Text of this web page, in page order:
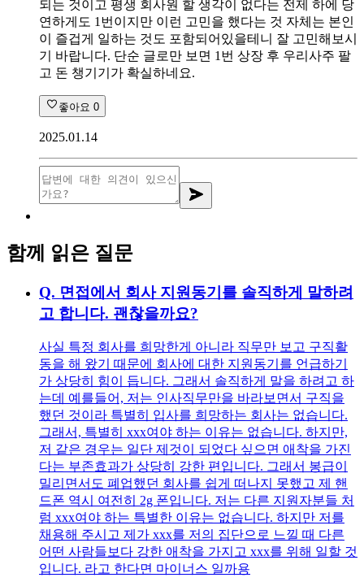
되는 것이고 평생 회사원 할 생각이 없다는 전제 하에 당
연하게도 1번이지만 이런 고민을 했다는 것 자체는 본인
이 즐겁게 일하는 것도 포함되어있을테니 잘 고민해보시
기 바랍니다. 단순 글로만 보면 1번 상장 후 우리사주 팔
고 돈 챙기기가 확실하네요.
좋아요 0
2025.01.14
함께 읽은 질문
Q. 면접에서 회사 지원동기를 솔직하게 말하려
고 합니다. 괜찮을까요?
사실 특정 회사를 희망한게 아니라 직무만 보고 구직활
동을 해 왔기 때문에 회사에 대한 지원동기를 언급하기
가 상당히 힘이 듭니다. 그래서 솔직하게 말을 하려고 하
는데 예를들어, 저는 인사직무만을 바라보면서 구직을
했던 것이라 특별히 입사를 희망하는 회사는 없습니다.
그래서, 특별히 xxx여야 하는 이유는 없습니다. 하지만,
저 같은 경우는 일단 제것이 되었다 싶으면 애착을 가진
다는 부존효과가 상당히 강한 편입니다. 그래서 봉급이
밀리면서도 폐업했던 회사를 쉽게 떠나지 못했고 제 핸
드폰 역시 여전히 2g 폰입니다. 저는 다른 지원자분들 처
럼 xxx여야 하는 특별한 이유는 없습니다. 하지만 저를
채용해 주시고 제가 xxx를 저의 집단으로 느낄 때 다른
어떤 사람들보다 강한 애착을 가지고 xxx를 위해 일할 것
입니다. 라고 한다면 마이너스 일까용